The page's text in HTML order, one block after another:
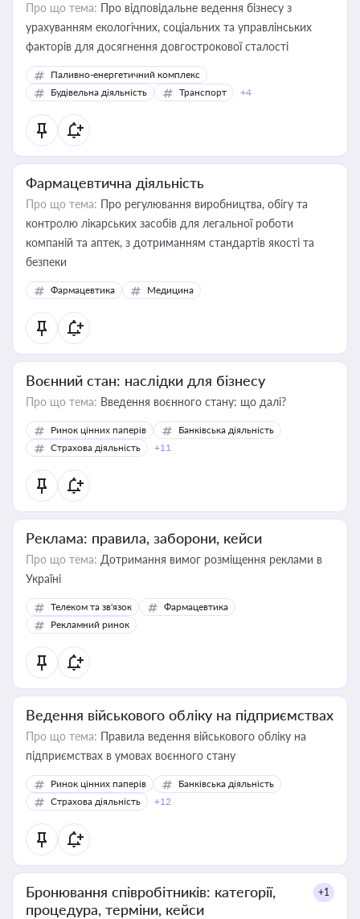
Про що тема: Про відповідальне ведення бізнесу з
урахуванням екологічних, соціальних та управлінських
факторів для досягнення довгострокової сталості
Паливно-енергетичний комплекс
Будівельна діяльність
Транспорт +4
Фармацевтична діяльність
Про що тема: Про регулювання виробництва, обігу та
контролю лікарських засобів для легальної роботи
компаній та аптек, з дотриманням стандартів якості та
безпеки
Фармацевтика Медицина
Воєнний стан: наслідки для бізнесу
Про що тема: Введення воєнного стану: що далі?
Ринок цінних паперів
Банківська діяльність
Страхова діяльність
+11
Реклама: правила, заборони, кейси
Про що тема: Дотримання вимог розміщення реклами в
Україні
Телеком та зв'язок
Фармацевтика
Рекламний ринок
Ведення військового обліку на підприємствах
Про що тема: Правила ведення військового обліку на
підприємствах в умовах воєнного стану
Ринок цінних паперів
Банківська діяльність
Страхова діяльність
+12
Бронювання співробітників: категорії,
процедура, терміни, кейси
+1